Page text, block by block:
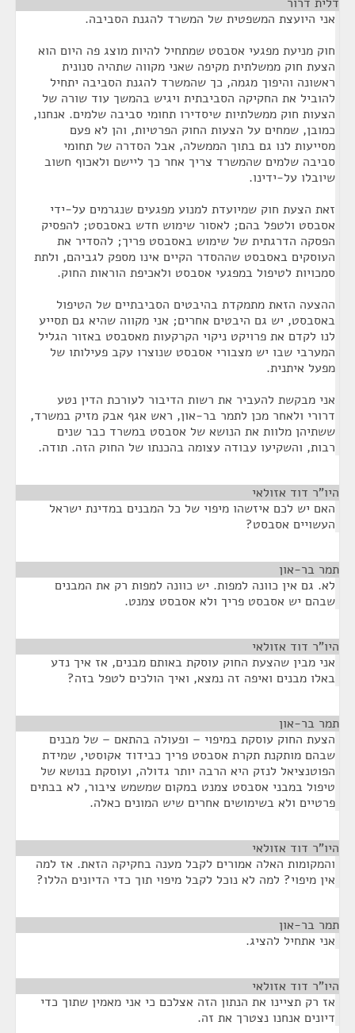
אני היועצת המשפטית של המשרד להגנת הסביבה.
חוק מניעת מפגעי אסבסט שמתחיל להיות מוצג פה היום הוא
הצעת חוק ממשלתית מקיפה שאני מקווה שתהיה סנונית
ראשונה והיפוך מגמה, כך שהמשרד להגנת הסביבה יתחיל
להוביל את החקיקה הסביבתית ויגיש בהמשך עוד שורה של
הצעות חוק ממשלתיות שיסדירו תחומי סביבה שלמים. אנחנו,
כמובן, שמחים על הצעות החוק הפרטיות, והן לא פעם
מסייעות לנו גם בתוך הממשלה, אבל הסדרה של תחומי
סביבה שלמים שהמשרד צריך אחר כך ליישם ולאכוף חשוב
שיובלו על-ידינו.
זאת הצעת חוק שמיועדת למנוע מפגעים שנגרמים על-ידי
אסבסט ולטפל בהם; לאסור שימוש חדש באסבסט; להפסיק
הפסקה הדרגתית של שימוש באסבסט פריך; להסדיר את
העוסקים באסבסט שההסדר הקיים אינו מספק לגביהם, ולתת
סמכויות לטיפול במפגעי אסבסט ולאכיפת הוראות החוק.
ההצעה הזאת מתמקדת בהיבטים הסביבתיים של הטיפול
באסבסט, יש גם היבטים אחרים; אני מקווה שהיא גם תסייע
לנו לקדם את פרויקט ניקוי הקרקעות מאסבסט באזור הגליל
המערבי שבו יש מצבורי אסבסט שנוצרו עקב פעילותו של
מפעל איתנית.
אני מבקשת להעביר את רשות הדיבור לעורכת הדין נטע
דרורי ולאחר מכן לתמר בר-און, ראש אגף אבק מזיק במשרד,
ששתיהן מלוות את הנושא של אסבסט במשרד כבר שנים
רבות, והשקיעו עבודה עצומה בהכנתו של החוק הזה. תודה.
היו"ר דוד אזולאי
האם יש לכם איזשהו מיפוי של כל המבנים במדינת ישראל
העשויים אסבסט?
תמר בר-און
לא. גם אין כוונה למפות. יש כוונה למפות רק את המבנים
שבהם יש אסבסט פריך ולא אסבסט צמנט.
היו"ר דוד אזולאי
אני מבין שהצעת החוק עוסקת באותם מבנים, אז איך נדע
באלו מבנים ואיפה זה נמצא, ואיך הולכים לטפל בזה?
תמר בר-און
הצעת החוק עוסקת במיפוי – ופעולה בהתאם – של מבנים
שבהם מותקנת תקרת אסבסט פריך כבידוד אקוסטי, שמידת
הפוטנציאל לנזק היא הרבה יותר גדולה, ועוסקת בנושא של
טיפול במבני אסבסט צמנט במקום שמשמש ציבור, לא בבתים
פרטיים ולא בשימושים אחרים שיש המונים כאלה.
היו"ר דוד אזולאי
והמקומות האלה אמורים לקבל מענה בחקיקה הזאת. אז למה
אין מיפוי? למה לא נוכל לקבל מיפוי תוך כדי הדיונים הללו?
תמר בר-און
אני אתחיל להציג.
היו"ר דוד אזולאי
אז רק תציינו את הנתון הזה אצלכם כי אני מאמין שתוך כדי
דיונים אנחנו נצטרך את זה.